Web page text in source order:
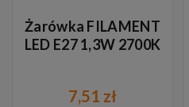
Żarówka FILAMENT
LED E27 1,3W 2700K
7,51 zł